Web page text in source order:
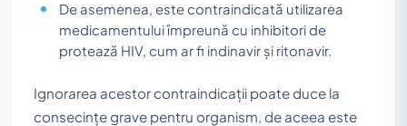
De asemenea, este contraindicată utilizarea
medicamentului împreună cu inhibitori de
protează HIV, cum ar fi indinavir și ritonavir.
Ignorarea acestor contraindicații poate duce la
consecințe grave pentru organism, de aceea este